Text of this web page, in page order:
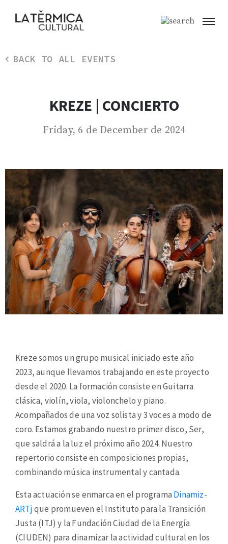
BACK TO ALL EVENTS
KREZE | CONCIERTO
Friday, 6 de December de 2024
Kreze somos un grupo musical iniciado este año
2023, aunque llevamos trabajando en este proyecto
desde el 2020. La formación consiste en Guitarra
clásica, violín, viola, violonchelo y piano.
Acompañados de una voz solista y 3 voces a modo de
coro. Estamos grabando nuestro primer disco, Ser,
que saldrá a la luz el próximo año 2024. Nuestro
repertorio consiste en composiciones propias,
combinando música instrumental y cantada.
Esta actuación se enmarca en el programa Dinamiz-
ARTjque promueven el Instituto para la Transición
Justa (ITJ) y la Fundación Ciudad de la Energía
(CIUDEN) para dinamizar la actividad cultural en los